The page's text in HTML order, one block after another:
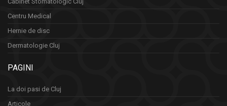
Centru Medical
Hernie de disc
Dermatologie Cluj
PAGINI
La doi pasi de Cluj
Articole